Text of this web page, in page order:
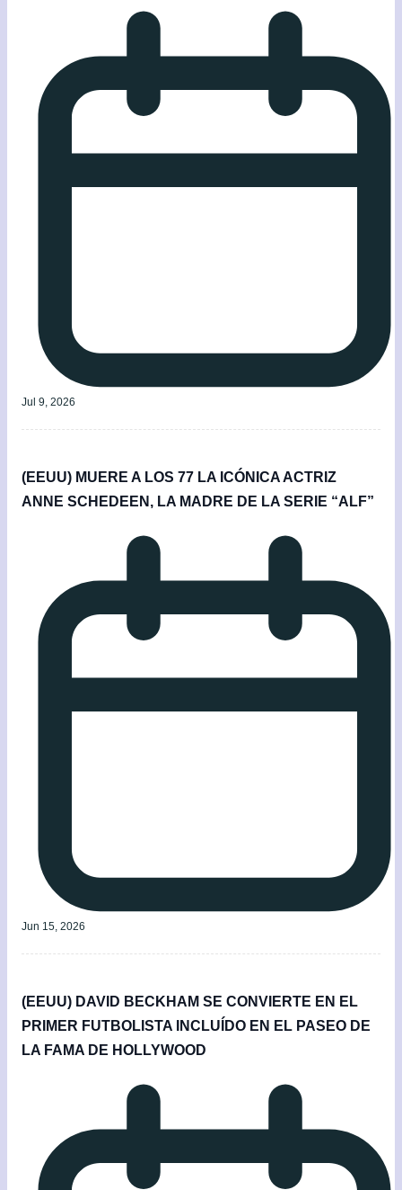
Jul 9, 2026
(EEUU) MUERE A LOS 77 LA ICÓNICA ACTRIZ
ANNE SCHEDEEN, LA MADRE DE LA SERIE “ALF”
Jun 15, 2026
(EEUU) DAVID BECKHAM SE CONVIERTE EN EL
PRIMER FUTBOLISTA INCLUÍDO EN EL PASEO DE
LA FAMA DE HOLLYWOOD